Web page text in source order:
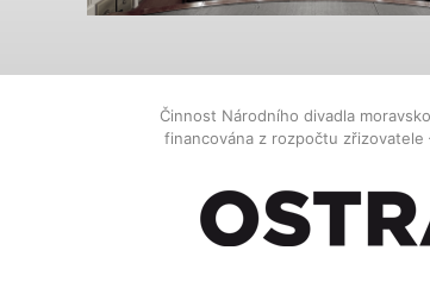
Činnost Národního divadla
financována z rozpočtu zřizovatele